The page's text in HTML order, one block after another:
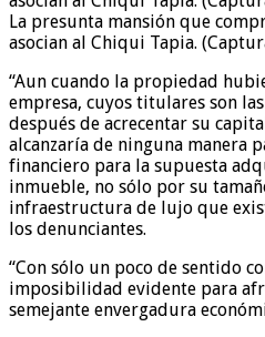
La presunta mansión que
asocian al Chiqui Tapia.
“Aun cuando la propiedad
empresa, cuyos titulares son
después de acrecentar su
alcanzaría de ninguna manera
financiero para la supuesta
inmueble, no sólo por su
infraestructura de lujo que
los denunciantes.
“Con sólo un poco de sentido
imposibilidad evidente para
semejante envergadura